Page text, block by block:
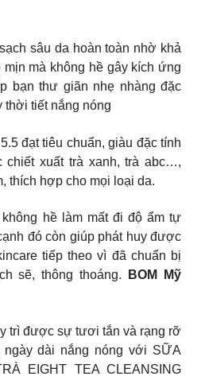
sâu da hoàn toàn nhờ khả
mịn mà không hề gây kích ứng
bạn thư giãn nhẹ nhàng đặc
thời tiết nắng nóng
đạt tiêu chuẩn, giàu đặc tính
chiết xuất trà xanh, trà abc…,
thích hợp cho mọi loại da.
hề làm mất đi độ ẩm tự
đó còn giúp phát huy được
tiếp theo vì đã chuẩn bị
sẽ, thông thoáng.
BOM Mỹ
trì được sự tươi tắn và rạng rỡ
dài nắng nóng với SỮA
EIGHT TEA CLEANSING